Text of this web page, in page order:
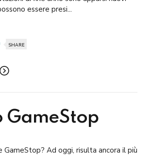
essere presi...
SHARE
GameStop
GameStop? Ad oggi, risulta ancora il più